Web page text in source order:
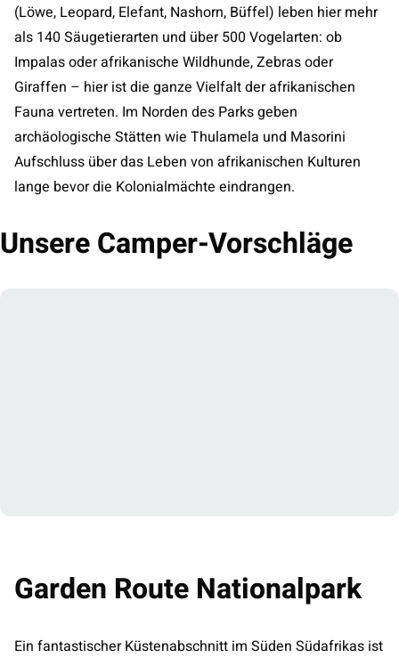
(Löwe, Leopard, Elefant, Nashorn, Büffel) leben hier mehr
als 140 Säugetierarten und über 500 Vogelarten: ob
Impalas oder afrikanische Wildhunde, Zebras oder
Giraffen – hier ist die ganze Vielfalt der afrikanischen
Fauna vertreten. Im Norden des Parks geben
archäologische Stätten wie Thulamela und Masorini
Aufschluss über das Leben von afrikanischen Kulturen
lange bevor die Kolonialmächte eindrangen.
Unsere Camper-Vorschläge
Garden Route Nationalpark
Ein fantastischer Küstenabschnitt im Süden Südafrikas ist